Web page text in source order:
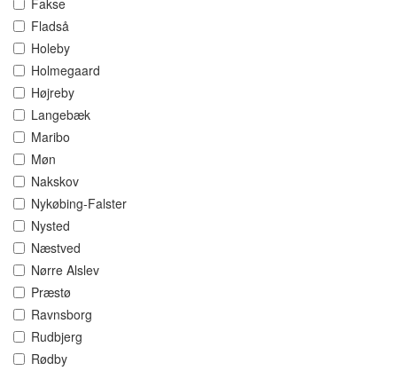
Fakse
Fladså
Holeby
Holmegaard
Højreby
Langebæk
Maribo
Møn
Nakskov
Nykøbing-Falster
Nysted
Næstved
Nørre Alslev
Præstø
Ravnsborg
Rudbjerg
Rødby